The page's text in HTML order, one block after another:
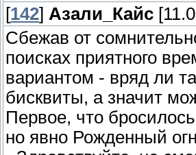
[142] Азали_Кайс
Сбежав от
поисках приятного
вариантом - вряд ли
бисквиты, а значит
Первое, что
но явно Рожденный